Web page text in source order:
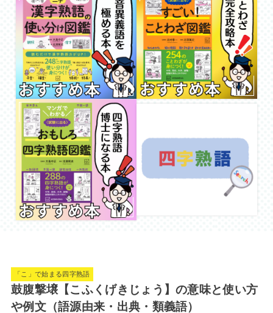
「こ」で始まる四字熟語
鼓腹撃壌【こふくげきじょう】の意味と使い方
や例文（語源由来・出典・類義語）